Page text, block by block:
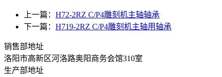
上一篇： H72-2RZ C/P4雕刻机主轴轴承
下一篇： H719-2RZ C/P4雕刻机主轴用轴承
销售部地址
洛阳市高新区河洛路奥阳商务会馆310室
生产部地址